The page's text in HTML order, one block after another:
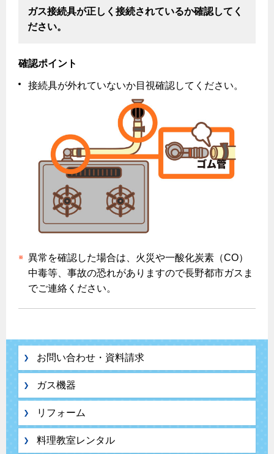
都市ガス切り替えのメリット
都市ガス切り替え事例
ミストサウナ
リビング
ガス温水床暖房・ルームヒーター
ガス接続具が正しく接続されているか確認してく
ださい。
確認ポイント
接続具が外れていないか目視確認してください。
異常を確認した場合は、火災や一酸化炭素（CO）
中毒等、事故の恐れがありますので長野都市ガスま
でご連絡ください。
お問い合わせ・資料請求
ガス機器
リフォーム
料理教室レンタル